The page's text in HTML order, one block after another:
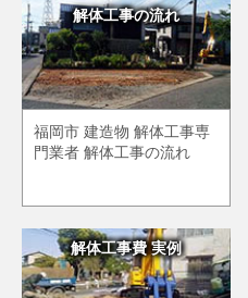
解体工事の流れ
福岡市 建造物 解体工事専
門業者 解体工事の流れ
解体工事費 実例